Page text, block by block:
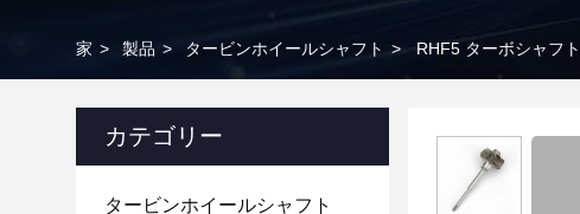
家 > 製品 > タービンホイールシャフト > RHF5 ターボシャフ
カテゴリー
タービンホイールシャフト